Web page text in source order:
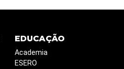
EDUCAÇÃO
Academia
ESERO